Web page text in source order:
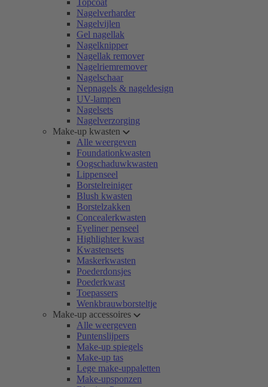
Topcoat
Nagelverharder
Nagelvijlen
Gel nagellak
Nagelknipper
Nagellak remover
Nagelriemremover
Nagelschaar
Nepnagels & nageldesign
UV-lampen
Nagelsets
Nagelverzorging
Make-up kwasten
Alle weergeven
Foundationkwasten
Oogschaduwkwasten
Lippenseel
Borstelreiniger
Blush kwasten
Borstelzakken
Concealerkwasten
Eyeliner penseel
Highlighter kwast
Kwastensets
Maskerkwasten
Poederdonsjes
Poederkwast
Toepassers
Wenkbrauwborsteltje
Make-up accessoires
Alle weergeven
Puntenslijpers
Make-up spiegels
Make-up tas
Lege make-uppaletten
Make-upsponzen